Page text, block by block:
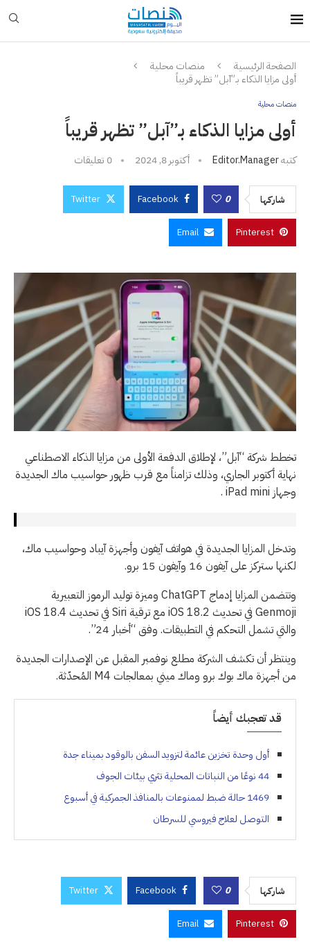
الصفحة الرئيسية
منصات محلية
أولى مزايا الذكاء بـ”آبل” تظهر قريباً
منصات محلية
أولى مزايا الذكاء بـ”آبل” تظهر قريباً
كتبهEditor.manager أكتوبر 8, 2024 0 تعليقات
شاركها 0
Facebook
Twitter
Pinterest
Email
تخطط شركة “آبل”، لإطلاق الدفعة الأولى من مزايا الذكاء الاصطناعي
نهاية أكتوبر الجاري، وذلك تزامناً مع قرب ظهور حواسيب ماك الجديدة
وجهاز iPad mini .
وتدخل المزايا الجديدة في هواتف آيفون وأجهزة آيباد وحواسيب ماك،
لكنها ستركز على آيفون 16 وآيفون 15 برو.
وتتضمن المزايا إدماج ChatGPT وميزة توليد الرموز التعبيرية
Genmoji في تحديث iOS 18.2 مع ترقية Siri في تحديث iOS 18.4
والتي تشمل التحكم في التطبيقات. وفق “أخبار 24”.
وينتظر أن تكشف الشركة مطلع نوفمبر المقبل عن الإصدارات الجديدة
من أجهزة ماك بوك برو وماك ميني بمعالجات M4 المُحدّثة.
قد تعجبك أيضاً
أول وحدة تخزين عائمة لتزويد السفن بالوقود بميناء جدة
44 نوعًا من النباتات المحلية تثري بيئات الجوف
1469 حالة ضبط لممنوعات بالمنافذ الجمركية في أسبوع
التوصل لعلاج فيروسي للسرطان
شاركها 0
Facebook
Twitter
Pinterest
Email